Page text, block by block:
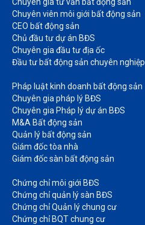
Chuyên viên môi giới bất động sản​
CEO bất động sản
Chủ đầu tư dự án BĐS
Chuyên gia đầu tư địa ốc​
Đầu tư bất động sản chuyên nghiệp
Pháp luật kinh doanh bất động sản​
Chuyên gia pháp lý BĐS
Chuyên gia Pháp lý dự án BĐS
M&A Bất động sản​
Quản lý bất động sản
Giám đốc tòa nhà​
Giám đốc sàn bất động sản
Chứng chỉ môi giới BĐS​
Chứng chỉ quản lý sàn BĐS
Chứng chỉ Quản lý chung cư​
Chứng chỉ BQT chung cư​